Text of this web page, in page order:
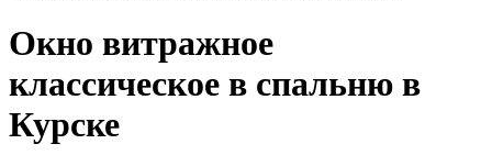
Окно витражное
классическое в спальню в
Курске